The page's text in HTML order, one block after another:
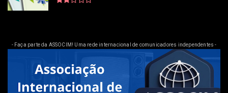
- Faça parte da ASSOCIM! Uma rede internacional de comunicadores independentes -